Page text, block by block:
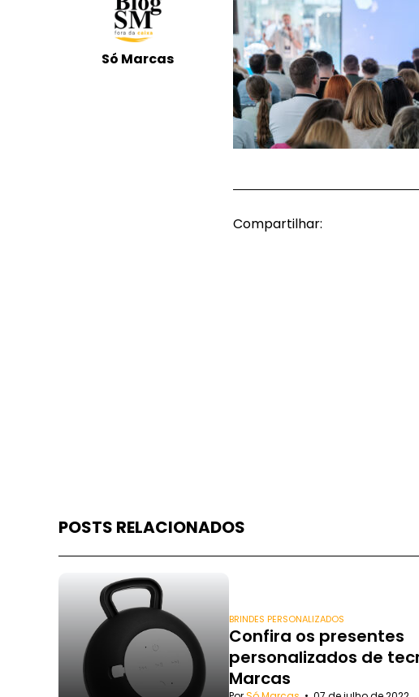
Só Marcas
Compartilhar:
POSTS RELACIONADOS
BRINDES PERSONALIZADOS
Confira os presentes
personalizados de
Marcas